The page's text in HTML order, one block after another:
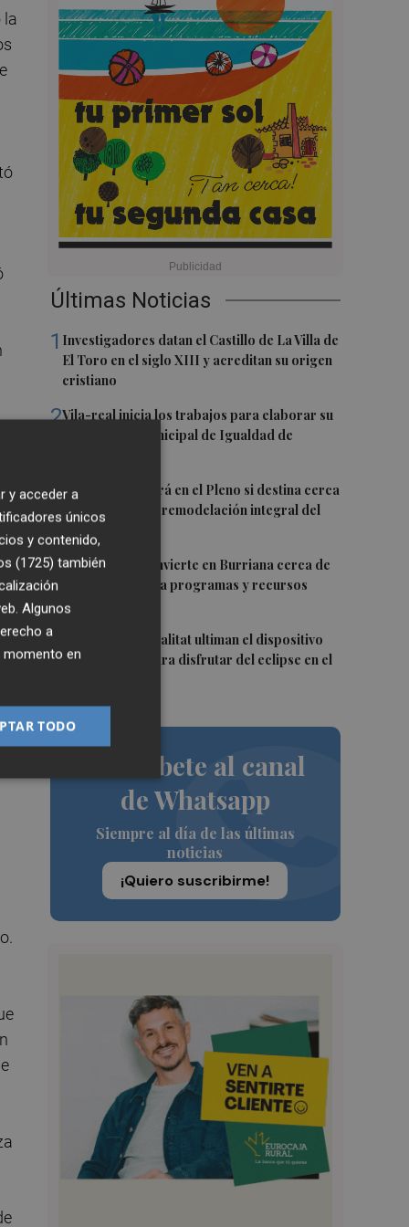
Últimas Noticias
1 Investigadores datan el Castillo de La Villa de
El Toro en el siglo XIII y acreditan su origen
cristiano
2Vila-real inicia los trabajos para elaborar su
primer Plan Municipal de Igualdad de
3Burriana decidirá en el Pleno si destina cerca
de un millón a la remodelación integral del
4La Generalitat invierte en Burriana cerca de
5,6 millones para programas y recursos
sociales
5
Onda y la Generalitat ultiman el dispositivo
de seguridad para disfrutar del eclipse en el
Suscríbete al canal
de Whatsapp
Siempre al día de las últimas
noticias
¡Quiero suscribirme!
la
y acceder a
únicos
y contenido,
(1725) también
Algunos
a
momento en
TODO